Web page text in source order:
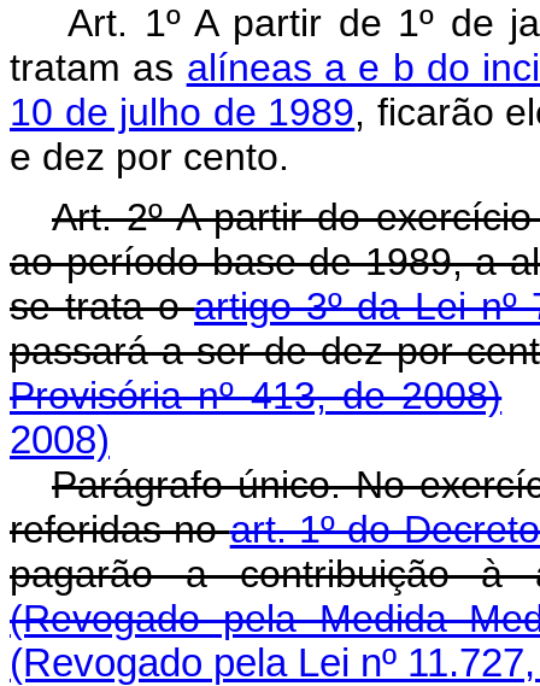
Art. 1º A partir de 1º de
tratam as alíneas a e b do
10 de julho de 1989, ficarão
e dez por cento.
Art. 2º A partir do
ao período-base de 1989, a
se trata oartigo 3º da Lei
passará a ser de dez por
Provisória nº 413, de 2008)
2008)
Parágrafo único. No
referidas noart. 1º do
pagarão a contribuição à
(Revogado pela Medida
(Revogado pela Lei nº